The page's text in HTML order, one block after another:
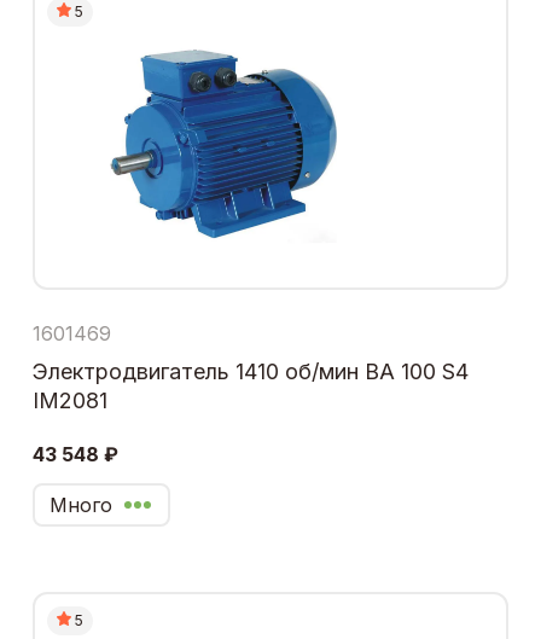
5
1601469
Электродвигатель 1410 об/мин ВА 100 S4
IM2081
43 548 ₽
Много
5